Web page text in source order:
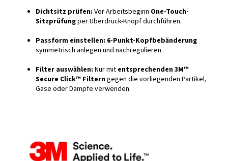
Dichtsitz prüfen: Vor Arbeitsbeginn One-Touch-
Sitzprüfungper Überdruck-Knopf durchführen.
Passform einstellen: 6-Punkt-Kopfbebänderung
symmetrisch anlegen und nachregulieren.
Filter auswählen: Nur mit entsprechenden 3M™
Secure Click™ Filterngegen die vorliegenden Partikel,
Gase oder Dämpfe verwenden.